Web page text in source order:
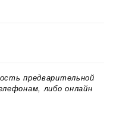
предварительной
либо онлайн